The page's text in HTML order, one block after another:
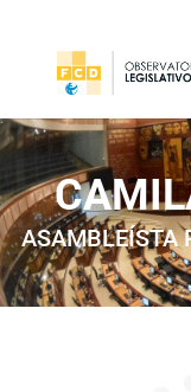
ASAMBLEÍSTA